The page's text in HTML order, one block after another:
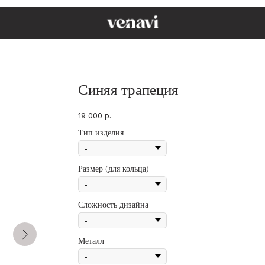
Синяя трапеция
19 000 р.
Тип изделия
Размер (для кольца)
Сложность дизайна
Металл